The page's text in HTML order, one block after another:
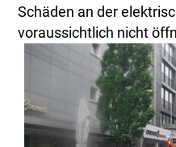
Schäden an der
voraussichtlich nicht